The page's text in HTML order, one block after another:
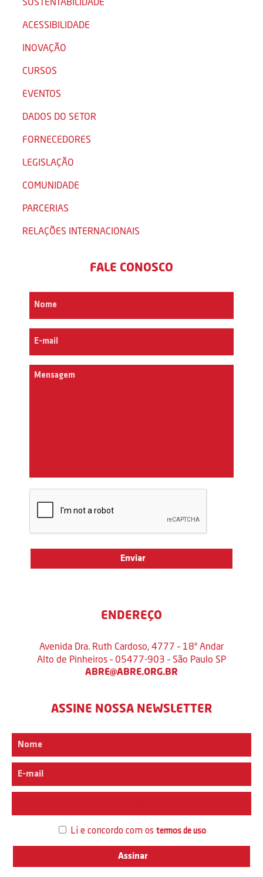
ACESSIBILIDADE
INOVAÇÃO
CURSOS
EVENTOS
DADOS DO SETOR
FORNECEDORES
LEGISLAÇÃO
COMUNIDADE
PARCERIAS
RELAÇÕES INTERNACIONAIS
FALE CONOSCO
ENDEREÇO
Avenida Dra. Ruth Cardoso, 4777 – 18º Andar
Alto de Pinheiros – 05477-903 – São Paulo SP
ABRE@ABRE.ORG.BR
ASSINE NOSSA NEWSLETTER
Li e concordo com os termos de uso